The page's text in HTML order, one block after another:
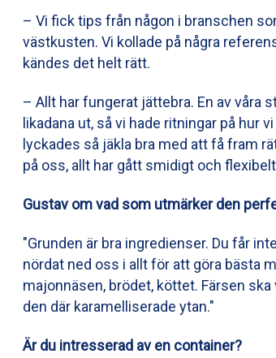
– Vi fick tips från någon i branschen
västkusten. Vi kollade på några
kändes det helt rätt.
– Allt har fungerat jättebra. En av våra
likadana ut, så vi hade ritningar på hur
lyckades så jäkla bra med att få fram
på oss, allt har gått smidigt och
Gustav om vad som utmärker den
"Grunden är bra ingredienser. Du får
nördat ned oss i allt för att göra bästa
majonnäsen, brödet, köttet. Färsen
den där karamelliserade ytan."
Är du intresserad av en container?